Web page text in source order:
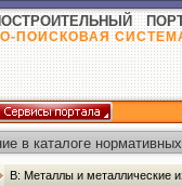
ПОИСКОВАЯ
в каталоге
В: Металлы и металлические